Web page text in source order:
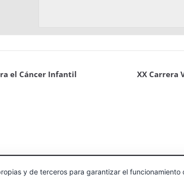
el Cáncer Infantil XX Carrera
. Todos los derechos reservados.
y de terceros para garantizar el funcionamiento